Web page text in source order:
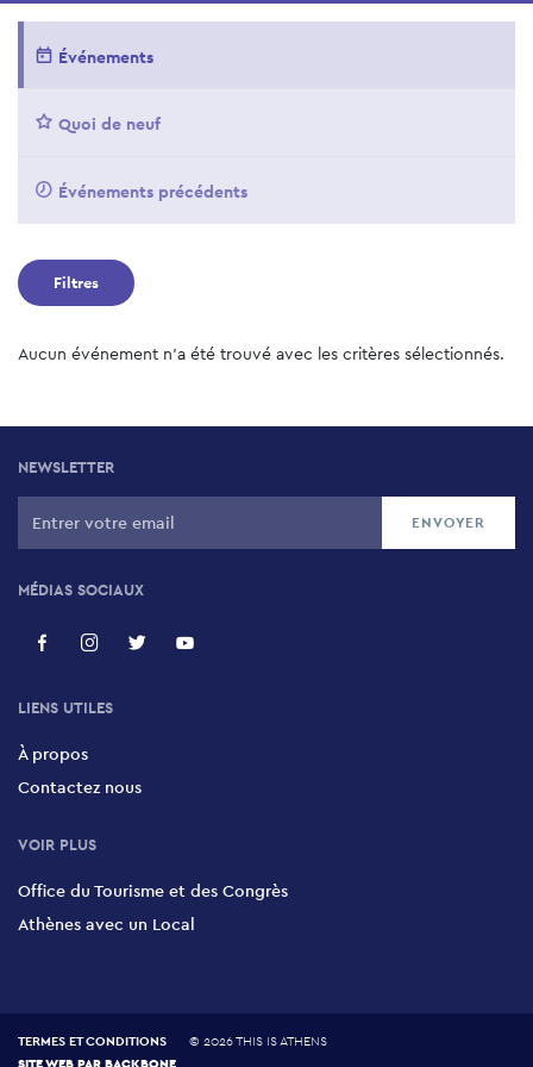
Événements
Quoi de neuf
Événements précédents
Filtres
Aucun événement n'a été trouvé avec les critères sélectionnés.
NEWSLETTER
MÉDIAS SOCIAUX
LIENS UTILES
À propos
Contactez nous
VOIR PLUS
Office du Tourisme et des Congrès
Athènes avec un Local
TERMES ET CONDITIONS © 2026 THIS IS ATHENS
SITE WEB PAR BACKBONE